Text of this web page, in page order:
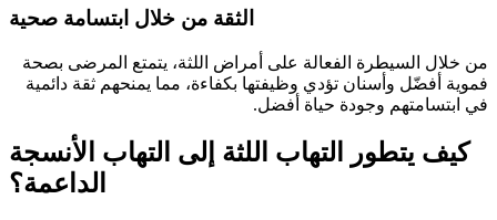
الثقة من خلال ابتسامة صحية
من خلال السيطرة الفعالة على أمراض اللثة، يتمتع المرضى بصحة
فموية أفضّل وأسنان تؤدي وظيفتها بكفاءة، مما يمنحهم ثقة دائمية
في ابتسامتهم وجودة حياة أفضل.
كيف يتطور التهاب اللثة إلى التهاب الأنسجة